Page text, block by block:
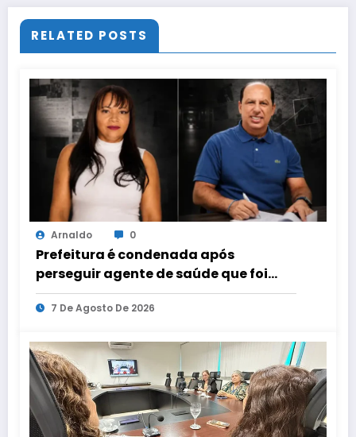
RELATED POSTS
Arnaldo 0
Prefeitura é condenada após
perseguir agente de saúde que foi
candidata a vereadora em Teotônio
Vilela
7 De Agosto De 2026